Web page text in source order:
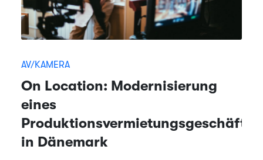
AV/KAMERA
On Location: Modernisierung
eines
Produktionsvermietungsgeschäfts
in Dänemark